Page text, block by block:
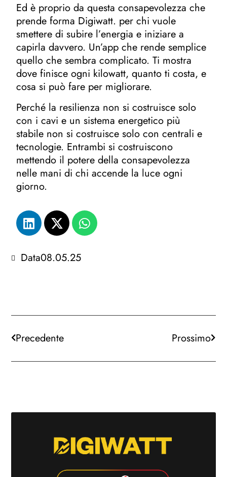
Ed è proprio da questa consapevolezza che
prende forma Digiwatt. per chi vuole
smettere di subire l’energia e iniziare a
capirla davvero. Un’app che rende semplice
quello che sembra complicato. Ti mostra
dove finisce ogni kilowatt, quanto ti costa, e
cosa si può fare per migliorare.
Perché la resilienza non si costruisce solo
con i cavi e un sistema energetico più
stabile non si costruisce solo con centrali e
tecnologie. Entrambi si costruiscono
mettendo il potere della consapevolezza
nelle mani di chi accende la luce ogni
giorno.
Data08.05.25
Precedente Prossimo